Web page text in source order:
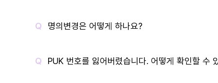
명의변경은 어떻게 하나요?
PUK 번호를 잃어버렸습니다. 어떻게 확인할 수